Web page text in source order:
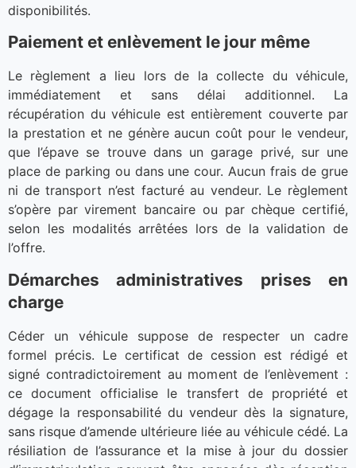
disponibilités.
Paiement et enlèvement le jour même
Le règlement a lieu lors de la collecte du véhicule,
immédiatement et sans délai additionnel. La
récupération du véhicule est entièrement couverte par
la prestation et ne génère aucun coût pour le vendeur,
que l’épave se trouve dans un garage privé, sur une
place de parking ou dans une cour. Aucun frais de grue
ni de transport n’est facturé au vendeur. Le règlement
s’opère par virement bancaire ou par chèque certifié,
selon les modalités arrêtées lors de la validation de
l’offre.
Démarches administratives prises en
charge
Céder un véhicule suppose de respecter un cadre
formel précis. Le certificat de cession est rédigé et
signé contradictoirement au moment de l’enlèvement :
ce document officialise le transfert de propriété et
dégage la responsabilité du vendeur dès la signature,
sans risque d’amende ultérieure liée au véhicule cédé. La
résiliation de l’assurance et la mise à jour du dossier